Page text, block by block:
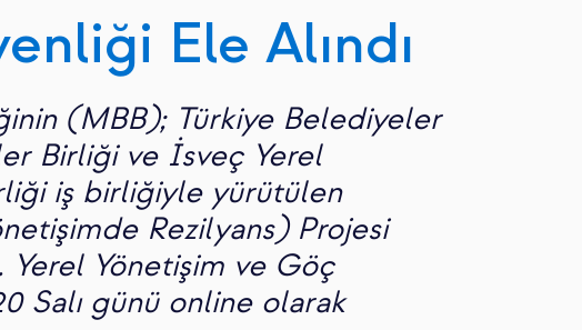
Ele Alındı
(MBB); Türkiye Belediyeler
Birliği ve İsveç Yerel
iş birliğiyle yürütülen
Rezilyans) Projesi
Yerel Yönetişim ve Göç
Salı günü online olarak